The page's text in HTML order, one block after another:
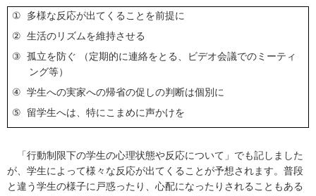
①
多様な反応が出てくることを前提に
② 生活のリズムを維持させる
③ 孤立を防ぐ （定期的に連絡をとる、ビデオ会議でのミーティ
ング等）
④ 学生への実家への帰省の促しの判断は個別に
⑤
留学生へは、特にこまめに声かけを
「行動制限下の学生の心理状態や反応について」でも記しました
が、学生によって様々な反応が出てくることが予想されます。普段
と違う学生の様子に戸惑ったり、心配になったりされることもある